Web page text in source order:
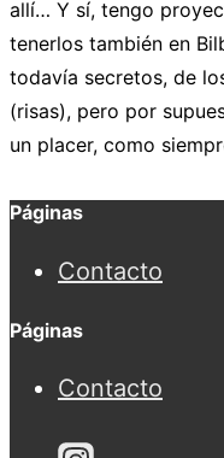
Páginas
Contacto
Páginas
Contacto